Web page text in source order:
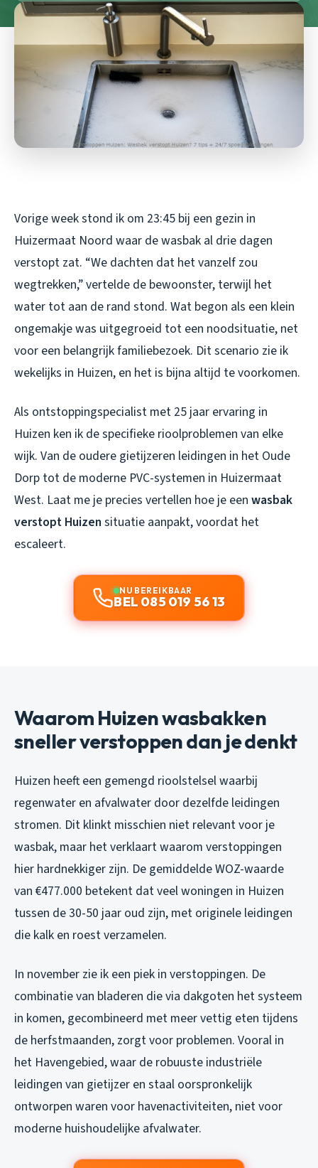
Vorige week stond ik om 23:45 bij een gezin in
Huizermaat Noord waar de wasbak al drie dagen
verstopt zat. “We dachten dat het vanzelf zou
wegtrekken,” vertelde de bewoonster, terwijl het
water tot aan de rand stond. Wat begon als een klein
ongemakje was uitgegroeid tot een noodsituatie, net
voor een belangrijk familiebezoek. Dit scenario zie ik
wekelijks in Huizen, en het is bijna altijd te voorkomen.
Als ontstoppingspecialist met 25 jaar ervaring in
Huizen ken ik de specifieke rioolproblemen van elke
wijk. Van de oudere gietijzeren leidingen in het Oude
Dorp tot de moderne PVC-systemen in Huizermaat
West. Laat me je precies vertellen hoe je een wasbak
verstopt Huizen situatie aanpakt, voordat het
escaleert.
NU BEREIKBAAR
BEL 085 019 56 13
Waarom Huizen wasbakken
sneller verstoppen dan je denkt
Huizen heeft een gemengd rioolstelsel waarbij
regenwater en afvalwater door dezelfde leidingen
stromen. Dit klinkt misschien niet relevant voor je
wasbak, maar het verklaart waarom verstoppingen
hier hardnekkiger zijn. De gemiddelde WOZ-waarde
van €477.000 betekent dat veel woningen in Huizen
tussen de 30-50 jaar oud zijn, met originele leidingen
die kalk en roest verzamelen.
In november zie ik een piek in verstoppingen. De
combinatie van bladeren die via dakgoten het systeem
in komen, gecombineerd met meer vettig eten tijdens
de herfstmaanden, zorgt voor problemen. Vooral in
het Havengebied, waar de robuuste industriële
leidingen van gietijzer en staal oorspronkelijk
ontworpen waren voor havenactiviteiten, niet voor
moderne huishoudelijke afvalwater.